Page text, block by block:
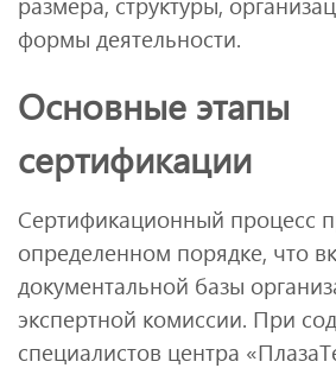
формы деятельности.
Основные этапы
сертификации
Сертификационный процесс
определенном порядке, что
документальной базы
экспертной комиссии. При
специалистов центра